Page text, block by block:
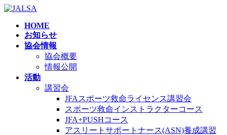
コ
ナ
HOME
お知らせ
協会情報
協会概要
情報公開
活動
講習会
JFAスポーツ救命ライセンス講習会
スポーツ救命インストラクターコース
JFA+PUSHコース
アスリートサポートナース(ASN)養成講習